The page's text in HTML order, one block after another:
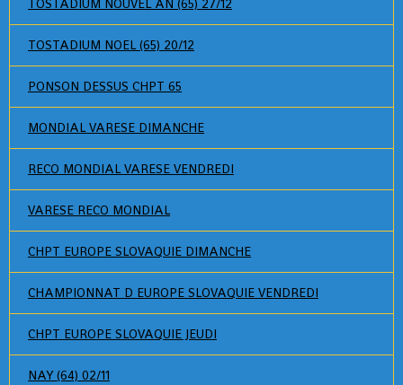
TOSTADIUM NOUVEL AN (65) 27/12
TOSTADIUM NOEL (65) 20/12
PONSON DESSUS CHPT 65
MONDIAL VARESE DIMANCHE
RECO MONDIAL VARESE VENDREDI
VARESE RECO MONDIAL
CHPT EUROPE SLOVAQUIE DIMANCHE
CHAMPIONNAT D EUROPE SLOVAQUIE VENDREDI
CHPT EUROPE SLOVAQUIE JEUDI
NAY (64) 02/11